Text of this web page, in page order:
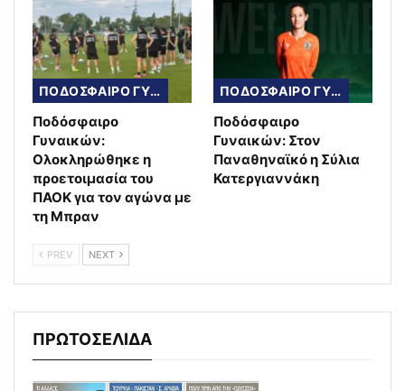
ΠΟΔΟΣΦΑΙΡΟ ΓΥΝΑΙΚΩΝ
Ποδόσφαιρο
Γυναικών:
Ολοκληρώθηκε η
προετοιμασία του
ΠΑΟΚ για τον αγώνα με
τη Μπραν
ΠΟΔΟΣΦΑΙΡΟ ΓΥΝΑΙΚΩΝ
Ποδόσφαιρο
Γυναικών: Στον
Παναθηναϊκό η Σύλια
Κατεργιαννάκη
PREV NEXT
ΠΡΩΤΟΣΕΛΙΔΑ